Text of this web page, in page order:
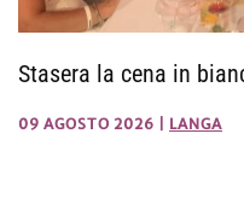
Stasera la cena in
09 AGOSTO 2026 LANGA